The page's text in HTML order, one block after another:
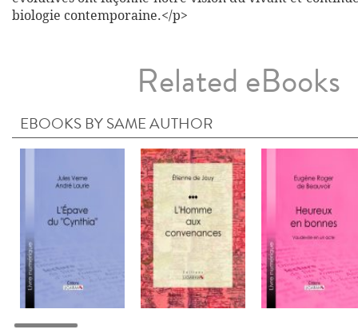
biologie contemporaine.</p>
Related eBooks
EBOOKS BY SAME AUTHOR